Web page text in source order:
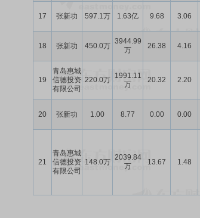
17 张新功 597.1万 1.63亿 9.68 3.06
18 张新功 450.0万
3944.99
万
26.38 4.16
19
青岛惠城
信德投资
有限公司
220.0万
1991.11
万
20.32 2.20
20 张新功 1.00 8.77 0.00 0.00
21
青岛惠城
信德投资
有限公司
148.0万
2039.84
万
13.67 1.48